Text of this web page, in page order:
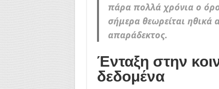
πάρα πολλά χρόνια ο
σήμερα θεωρείται ηθικά
απαράδεκτος.
Ένταξη στην
δεδομένα